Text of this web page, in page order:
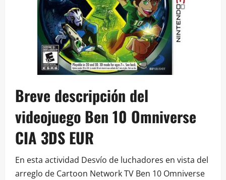
Breve descripción del
videojuego Ben 10 Omniverse
CIA 3DS EUR
En esta actividad Desvío de luchadores en vista del
arreglo de Cartoon Network TV Ben 10 Omniverse